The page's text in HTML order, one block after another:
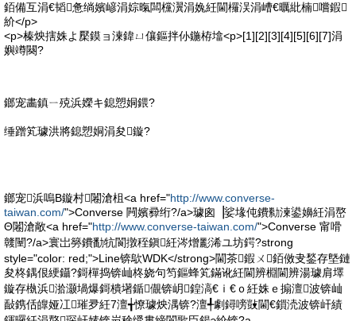
銆備互涓€韬惫绱嬪嵃涓婃暣闆欓瀷涓婏紝閫欏洖涓嶆€曞紕楠嚐鍜
紒</p>
<p>榛炴搳姝よ檿鏌ョ湅鍏ㄩ儴鏂拌仦鍦栫墖<p>[1][2][3][4][5][6][7]涓
嬩竴闋?
鎯宠畵鎮ㄧ殑浜嬫キ鎴愬姛鍡?
缍蹭笂璩洪將鎴愬姛涓夋鏇?
鎯宠浜嗚В鏇村闂滄柤<a href="http://www.converse-
taiwan.com/">Converse 闁嬪彛绗?/a>璩囪▕娑堟伅鐨勬湅鍙嬶紝涓嶅
Θ闂滄敞<a href="http://www.converse-taiwan.com/">Converse 甯嗗
竷闉?/a>寰岀簩鐨勫牨閬撴秷鎭紝涔熷彲浠ユ坊鍔?strong
style="color: red;">Line锛歍WDK</strong>閫茶鍜ㄨ銆傚叏鍫存墍鏈
夋柊鍝佷綆鑷?鎶樿捣锛屾柊娆句笉鏂蜂笂鏋讹紝閫辨棩閫辨湯璩肩墿
鏇存槸浜湁灏堝爆鎶樻墸鍎儬锛岄鍠滈€ｉ€ｏ紝姝ｅ搧澶波锛屾
敮鎸佸皥娅冮璀夛紝7澶╅憭璩炴湡锛?澶╃劇鐞嗙敱閫€鎻涜波锛屽績